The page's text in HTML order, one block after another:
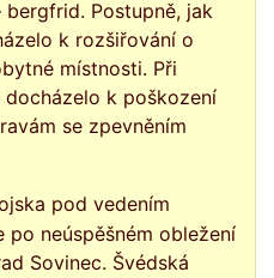
Postupně, jak
k rozšiřování o
místnosti. Při
k poškození
se zpevněním
po neúspěšném obležení
Sovinec. Švédská